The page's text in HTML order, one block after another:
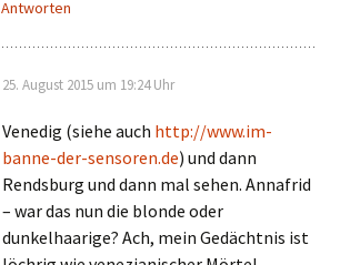
Antworten
25. August 2015 um 19:24 Uhr
Venedig (siehe auch http://www.im-
banne-der-sensoren.de) und dann
Rendsburg und dann mal sehen. Annafrid
– war das nun die blonde oder
dunkelhaarige? Ach, mein Gedächtnis ist